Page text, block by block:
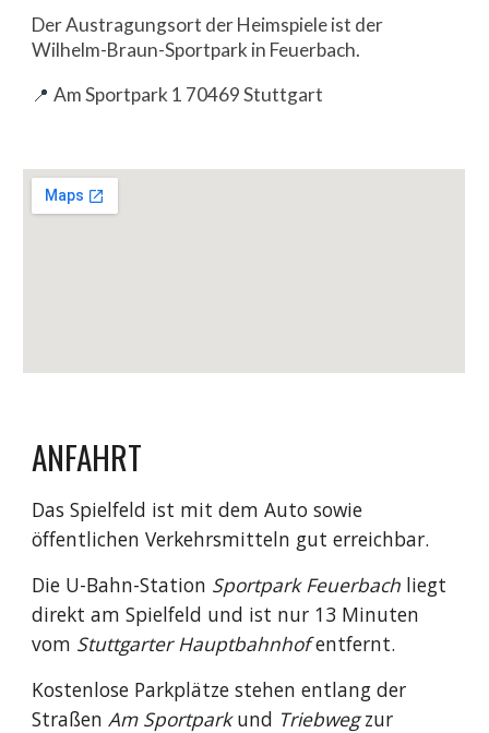
DerAustragungsort der Heimspiele ist der
Wilhelm-Braun-Sportpark in Feuerbach.
📍Am Sportpark 1 70469 Stuttgart
ANFAHRT
Das Spielfeld ist mit dem Auto sowie
öffentlichen Verkehrsmitteln gut erreichbar.
Die U-Bahn-Station Sportpark Feuerbach liegt
direkt am Spielfeld und ist nur 13 Minuten
vom Stuttgarter Hauptbahnhofentfernt.
Kostenlose Parkplätze stehen entlang der
Straßen Am Sportparkund Triebwegzur